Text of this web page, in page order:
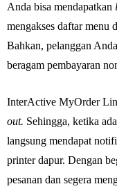
Anda bisa mendapatkan
mengakses daftar menu
Bahkan, pelanggan
beragam pembayaran
InterActive MyOrder
out. Sehingga, ketika
langsung mendapat
printer dapur. Dengan
pesanan dan segera